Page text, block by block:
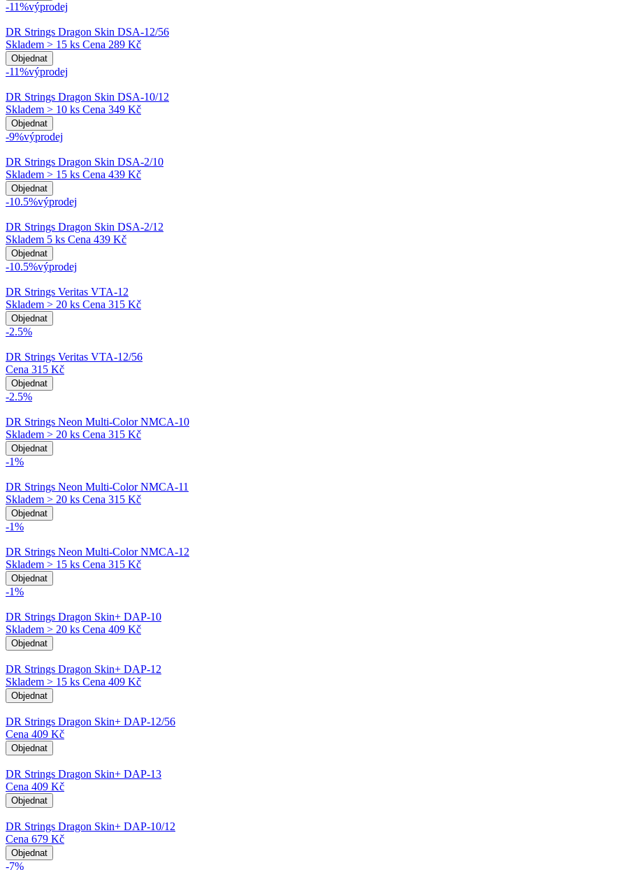
-11%výprodej
DR Strings Dragon Skin DSA-12/56
Skladem > 15 ks Cena 289 Kč
Objednat
-11%výprodej
DR Strings Dragon Skin DSA-10/12
Skladem > 10 ks Cena 349 Kč
Objednat
-9%výprodej
DR Strings Dragon Skin DSA-2/10
Skladem > 15 ks Cena 439 Kč
Objednat
-10.5%výprodej
DR Strings Dragon Skin DSA-2/12
Skladem 5 ks Cena 439 Kč
Objednat
-10.5%výprodej
DR Strings Veritas VTA-12
Skladem > 20 ks Cena 315 Kč
Objednat
-2.5%
DR Strings Veritas VTA-12/56
Cena 315 Kč
Objednat
-2.5%
DR Strings Neon Multi-Color NMCA-10
Skladem > 20 ks Cena 315 Kč
Objednat
-1%
DR Strings Neon Multi-Color NMCA-11
Skladem > 20 ks Cena 315 Kč
Objednat
-1%
DR Strings Neon Multi-Color NMCA-12
Skladem > 15 ks Cena 315 Kč
Objednat
-1%
DR Strings Dragon Skin+ DAP-10
Skladem > 20 ks Cena 409 Kč
Objednat
DR Strings Dragon Skin+ DAP-12
Skladem > 15 ks Cena 409 Kč
Objednat
DR Strings Dragon Skin+ DAP-12/56
Cena 409 Kč
Objednat
DR Strings Dragon Skin+ DAP-13
Cena 409 Kč
Objednat
DR Strings Dragon Skin+ DAP-10/12
Cena 679 Kč
Objednat
-7%